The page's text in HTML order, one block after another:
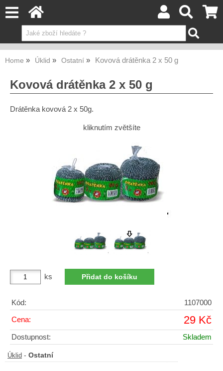
Home Úklid Ostatní Kovová drátěnka 2 x 50 g
Kovová drátěnka 2 x 50 g
Drátěnka kovová 2 x 50g.
kliknutím zvětšíte
ks
Kód: 1107000
Cena: 29 Kč
Dostupnost: Skladem
Úklid - Ostatní